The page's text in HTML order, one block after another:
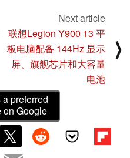
Next article
联想Legion Y900 13 平
板电脑配备 144Hz 显示
屏、旗舰芯片和大容量
电池
⟩
preferred
on Google